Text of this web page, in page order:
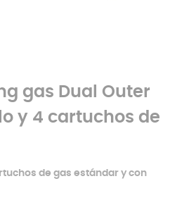
gas Dual Outer
y 4 cartuchos de
de gas estándar y con